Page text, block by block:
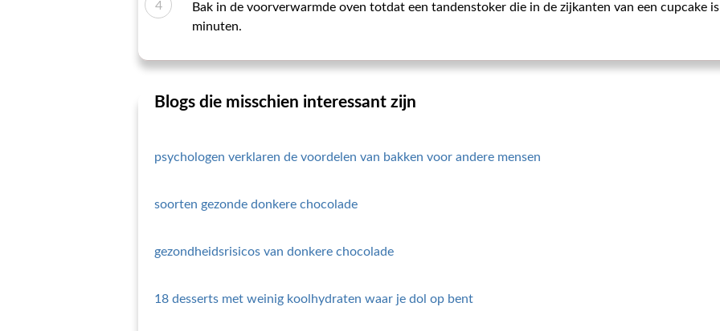
Bak in de voorverwarmde oven totdat een tandenstoker die in de zijkanten van een cupcake
minuten.
Blogs die misschien interessant zijn
psychologen verklaren de voordelen van bakken voor andere mensen
soorten gezonde donkere chocolade
gezondheidsrisicos van donkere chocolade
18 desserts met weinig koolhydraten waar je dol op bent